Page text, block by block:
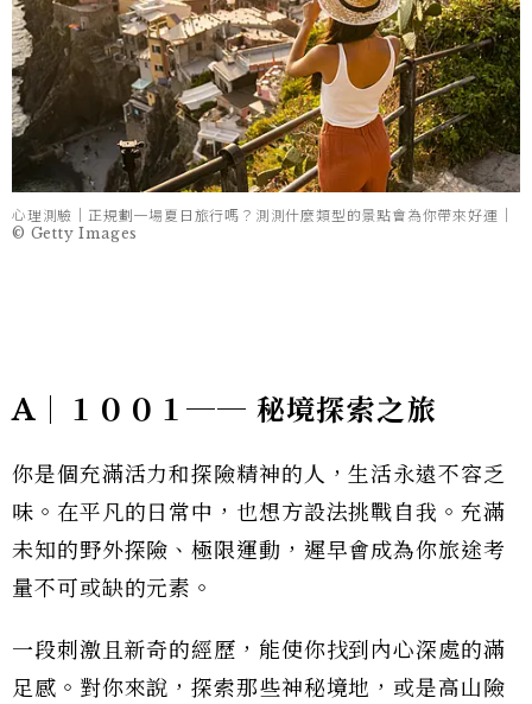
心理測驗｜正規劃一場夏日旅行嗎？測測什麼類型的景點會為你帶來好運｜
© Getty Images
A｜１００１── 秘境探索之旅
你是個充滿活力和探險精神的人，生活永遠不容乏
味。在平凡的日常中，也想方設法挑戰自我。充滿
未知的野外探險、極限運動，遲早會成為你旅途考
量不可或缺的元素。
一段刺激且新奇的經歷，能使你找到內心深處的滿
足感。對你來說，探索那些神秘境地，或是高山險